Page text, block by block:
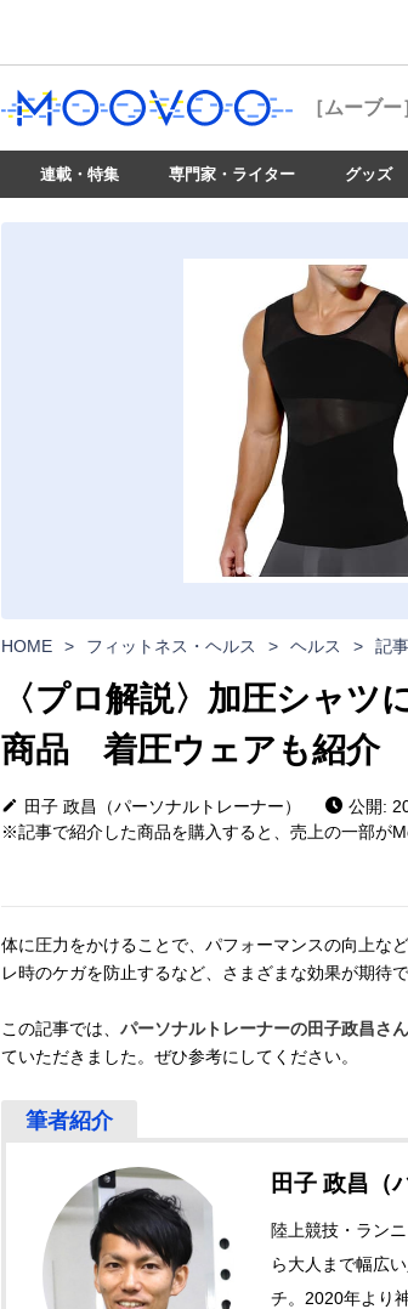
［ムーブー
連載・特集 専門家・ライター グッズ
HOME > フィットネス・ヘルス > ヘルス > 記事
〈プロ解説〉加圧シャツ
商品 着圧ウェアも紹介
田子 政昌（パーソナルトレーナー）
公開:
※記事で紹介した商品を購入すると、売上の一部が
体に圧力をかけることで、パフォーマンスの向上な
レ時のケガを防止するなど、さまざまな効果が期待で
この記事では、 パーソナルトレーナーの田子政昌さん
ていただきました。ぜひ参考にしてください。
田子 政昌（
陸上競技・ラン
ら大人まで幅広
チ。2020年より